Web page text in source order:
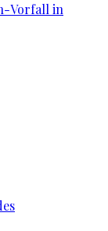
Vorfall in